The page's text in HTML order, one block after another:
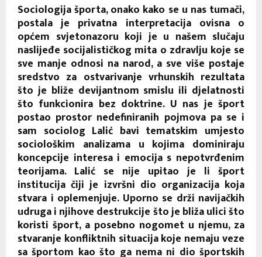
Sociologija športa, onako kako se u nas tumači,
postala je privatna interpretacija ovisna o
općem svjetonazoru koji je u našem slučaju
naslijeđe socijalističkog mita o zdravlju koje se
sve manje odnosi na narod, a sve više postaje
sredstvo za ostvarivanje vrhunskih rezultata
što je bliže devijantnom smislu ili djelatnosti
što funkcionira bez doktrine. U nas je šport
postao prostor nedefiniranih pojmova pa se i
sam sociolog Lalić bavi tematskim umjesto
sociološkim analizama u kojima dominiraju
koncepcije interesa i emocija s nepotvrđenim
teorijama. Lalić se nije upitao je li šport
institucija čiji je izvršni dio organizacija koja
stvara i oplemenjuje. Uporno se drži navijačkih
udruga i njihove destrukcije što je bliža ulici što
koristi šport, a posebno nogomet u njemu, za
stvaranje konfliktnih situacija koje nemaju veze
sa športom kao što ga nema ni dio športskih